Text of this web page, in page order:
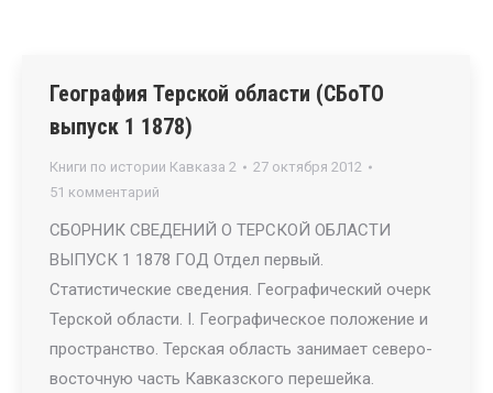
География Терской области (СБоТО
выпуск 1 1878)
Книги по истории Кавказа 2
27 октября 2012
51 комментарий
СБОРНИК СВЕДЕНИЙ О ТЕРСКОЙ ОБЛАСТИ
ВЫПУСК 1 1878 ГОД Отдел первый.
Статистические сведения. Географический очерк
Терской области. I. Географическое положение и
пространство. Терская область занимает северо-
восточную часть Кавказского перешейка.